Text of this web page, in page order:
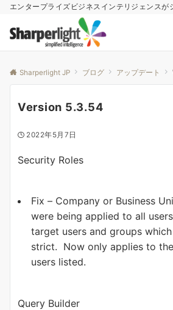
エンタープライズビジネスインテリジェンスが
Sharperlight JP ブログ アップデート
Version 5.3.54
2022年5月7日
Security Roles
Fix – Company or Business
were being applied to all
target users and groups
strict. Now only applies to
users listed.
Query Builder